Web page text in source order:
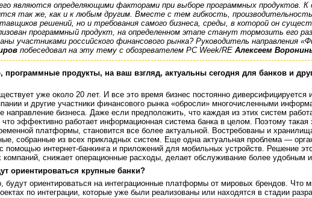
являются определяющими факторами при выборе программных продуктов. К
так же, как и к любым другим. Вместе с тем гибкость,
решений, но и требования самого бизнеса, среды, в которой он
программный продукт, на определенном этапе станут тормозить его
участниками российского финансового рынка? Руководитель направления
побеседовал на эту тему с обозревателем PC Week/RE Алексеем
программные продукты, на ваш взгляд, актуальны сегодня для банков и
уже около 20 лет. И все это время бизнес постоянно диверсифицируется
и другие участники финансового рынка «обросли» многочисленными
бизнеса. Даже если предположить, что каждая из этих систем
эффективно работает информационная система банка в целом. Поэтому такая
платформы, становится все более актуальной. Востребованы и
собранные из всех прикладных систем. Еще одна актуальная проблема —
помощью интернет-банкинга и приложений для мобильных устройств. Решение
снижает операционные расходы, делает обслуживание более удобным
ориентироваться крупные банки?
будут ориентироваться на интеграционные платформы от мировых брендов. Что
по интеграции, которые уже были реализованы или находятся в стадии